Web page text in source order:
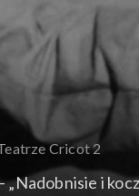
Cricot 2
i